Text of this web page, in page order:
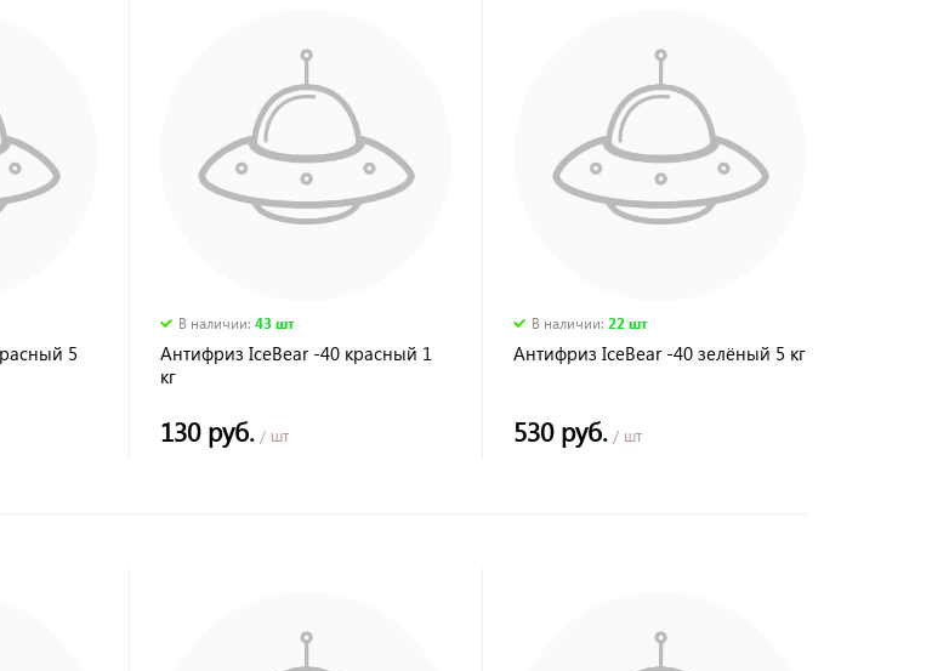
5
В наличии: 43 шт
Антифриз IceBear -40 красный 1
кг
130 руб./ шт
В наличии:22 шт
Антифриз IceBear -40 зелёный 5 кг
530 руб. / шт